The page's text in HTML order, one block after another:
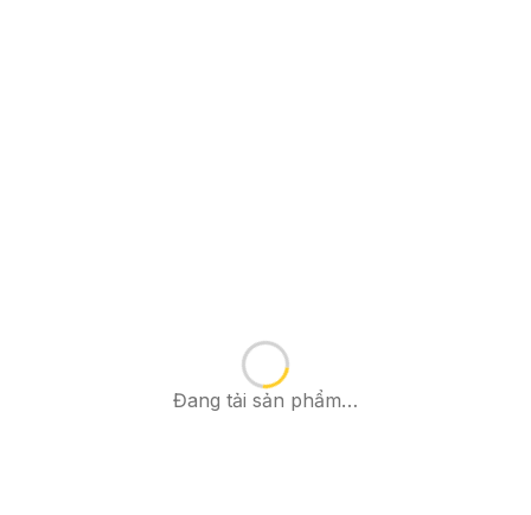
Đang tải sản phẩm…